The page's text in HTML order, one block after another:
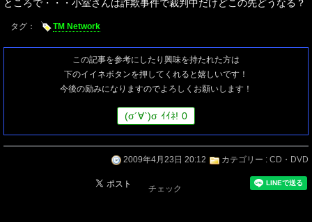
ところで・・・小室さんは詐欺事件で裁判中だけどこの先どうなる？
タグ： TM Network
この記事を参考にしたり興味を持たれた方は
下のイイネボタンを押してくれると嬉しいです！
今後の励みになりますのでよろしくお願いします！
(σ´∀`)σ ｲｲﾈ! 0
2009年4月23日 20:12 カテゴリー : CD・DVD
チェック